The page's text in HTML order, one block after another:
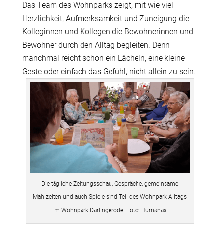
Das Team des Wohnparks zeigt, mit wie viel
Herzlichkeit, Aufmerksamkeit und Zuneigung die
Kolleginnen und Kollegen die Bewohnerinnen und
Bewohner durch den Alltag begleiten. Denn
manchmal reicht schon ein Lächeln, eine kleine
Geste oder einfach das Gefühl, nicht allein zu sein.
Die tägliche Zeitungsschau, Gespräche, gemeinsame
Mahlzeiten und auch Spiele sind Teil des Wohnpark-Alltags
im Wohnpark Darlingerode. Foto: Humanas